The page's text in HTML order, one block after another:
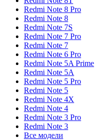
Redmi Note 8 Pro
Redmi Note 8
Redmi Note 7S
Redmi Note 7 Pro
Redmi Note 7
Redmi Note 6 Pro
Redmi Note 5A Prime
Redmi Note 5A
Redmi Note 5 Pro
Redmi Note 5
Redmi Note 4X
Redmi Note 4
Redmi Note 3 Pro
Redmi Note 3
Все модели